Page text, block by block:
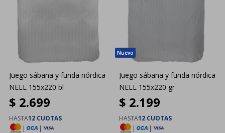
Juego sábana y funda nórdica
NELL 155x220 bl
$ 2.699
HASTA12 CUOTAS
|
|
Juego sábana y funda nórdica
NELL 155x220 gr
$ 2.199
HASTA12 CUOTAS
|
|